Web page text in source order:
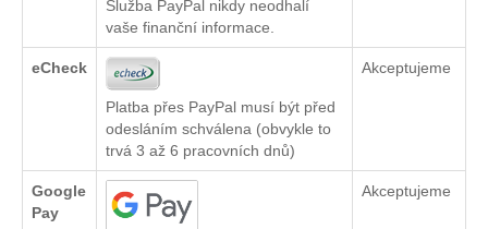
Služba PayPal nikdy neodhalí
vaše finanční informace.
eCheck
Platba přes PayPal musí být před
odesláním schválena (obvykle to
trvá 3 až 6 pracovních dnů)
Akceptujeme
Google
Pay
Akceptujeme